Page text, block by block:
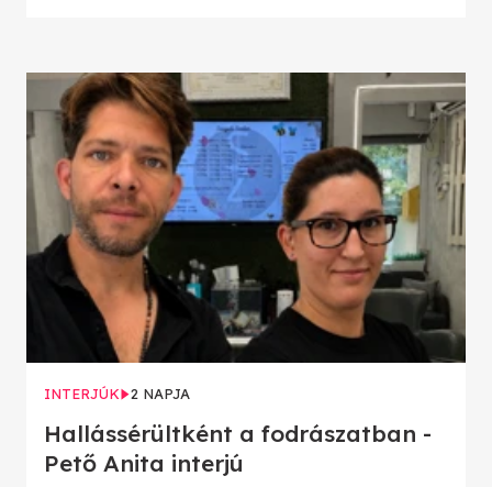
INTERJÚK 2 NAPJA
Hallássérültként a fodrászatban -
Pető Anita interjú